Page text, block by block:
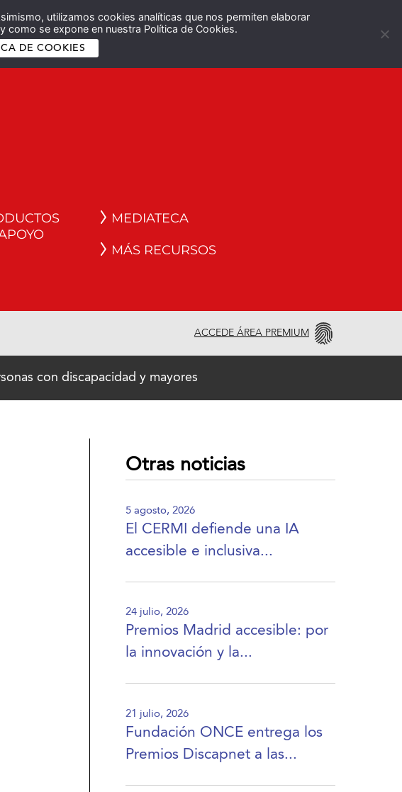
utilizamos cookies analíticas que nos permiten elaborar
se expone en nuestra Política de Cookies.
DE COOKIES
Español English
MEDIATECA
MÁS RECURSOS
ACCEDE ÁREA PREMIUM
con discapacidad y mayores
Otras noticias
5 agosto, 2026
El CERMI defiende una IA
accesible e inclusiva...
24 julio, 2026
Premios Madrid accesible: por
la innovación y la...
21 julio, 2026
Fundación ONCE entrega los
Premios Discapnet a las...